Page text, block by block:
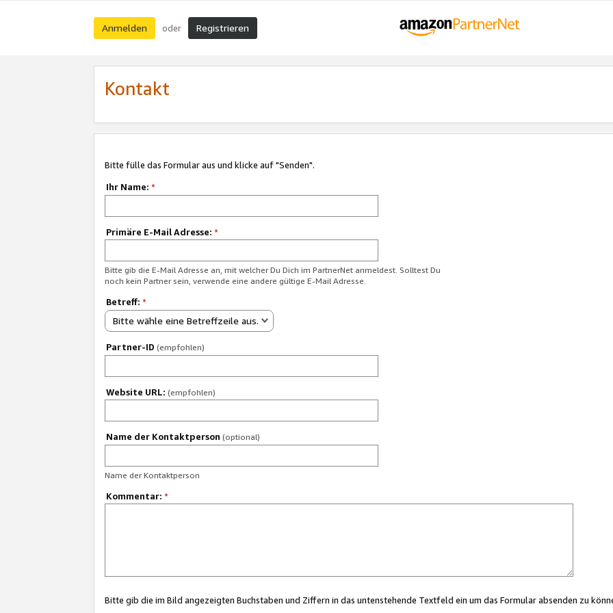
Anmelden oder Registrieren
Kontakt
Bitte fülle das Formular aus und klicke auf "Senden".
Ihr Name: *
Primäre E-Mail Adresse: *
Bitte gib die E-Mail Adresse an, mit welcher Du Dich im PartnerNet anmeldest. Solltest Du
noch kein Partner sein, verwende eine andere gültige E-Mail Adresse.
Betreff: *
Bitte wähle eine Betreffzeile aus.
Partner-ID (empfohlen)
Website URL: (empfohlen)
Name der Kontaktperson (optional)
Name der Kontaktperson
Kommentar: *
Bitte gib die im Bild angezeigten Buchstaben und Ziffern in das untenstehende Textfeld ein um das Formular absenden zu